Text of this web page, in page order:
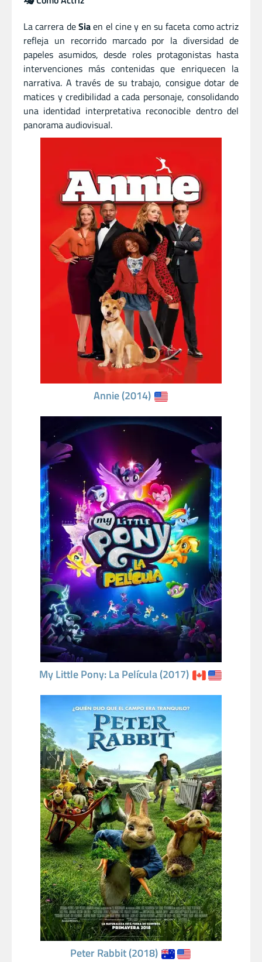
La carrera deSiaen el cine y en su faceta como actriz
refleja un recorrido marcado por la diversidad de
papeles asumidos, desde roles protagonistas hasta
intervenciones más contenidas que enriquecen la
narrativa. A través de su trabajo, consigue dotar de
matices y credibilidad a cada personaje, consolidando
una identidad interpretativa reconocible dentro del
panorama audiovisual.
Annie (2014)
My Little Pony: La Película (2017)
Peter Rabbit (2018)